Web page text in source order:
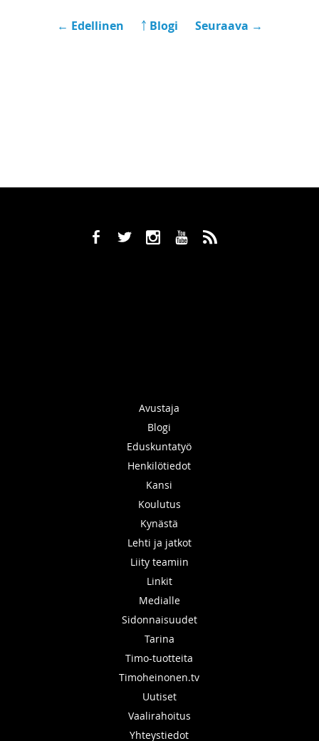
← Edellinen ￪ Blogi Seuraava →
b a x r ,
Avustaja
Blogi
Eduskuntatyö
Henkilötiedot
Kansi
Koulutus
Kynästä
Lehti ja jatkot
Liity teamiin
Linkit
Medialle
Sidonnaisuudet
Tarina
Timo-tuotteita
Timoheinonen.tv
Uutiset
Vaalirahoitus
Yhteystiedot